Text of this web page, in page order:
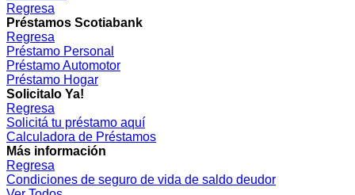
Regresa
Préstamos Scotiabank
Regresa
Préstamo Personal
Préstamo Automotor
Préstamo Hogar
Solicitalo Ya!
Regresa
Solicitá tu préstamo aquí
Calculadora de Préstamos
Más información
Regresa
Condiciones de seguro de vida de saldo deudor